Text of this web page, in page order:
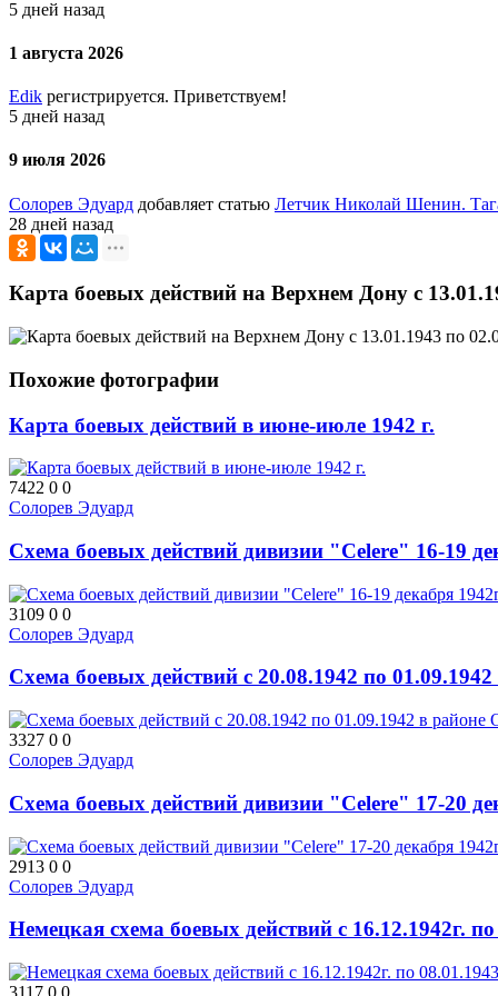
5 дней назад
1 августа 2026
Edik регистрируется. Приветствуем!
5 дней назад
9 июля 2026
Солорев Эдуард добавляет статью Летчик Николай Шенин.
28 дней назад
Карта боевых действий на Верхнем Дону с
Похожие фотографии
Карта боевых действий в июне-июле 1942 г.
7422 0 0
Солорев Эдуард
Схема боевых действий дивизии "Celere" 16-19
3109 0 0
Солорев Эдуард
Схема боевых действий с 20.08.1942 по
3327 0 0
Солорев Эдуард
Схема боевых действий дивизии "Celere" 17-20
2913 0 0
Солорев Эдуард
Немецкая схема боевых действий с 16.12.1942г.
3117 0 0